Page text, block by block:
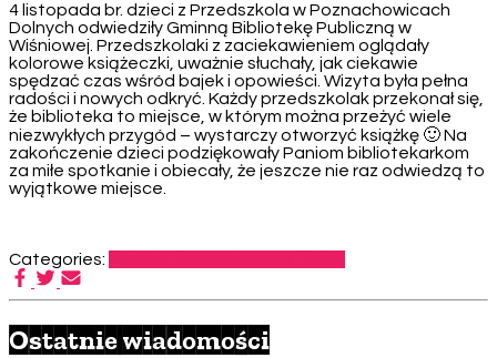
4 listopada br. dzieci z Przedszkola w Poznachowicach
Dolnych odwiedziły Gminną Bibliotekę Publiczną w
Wiśniowej. Przedszkolaki z zaciekawieniem oglądały
kolorowe książeczki, uważnie słuchały, jak ciekawie
spędzać czas wśród bajek i opowieści. Wizyta była pełna
radości i nowych odkryć. Każdy przedszkolak przekonał się,
że biblioteka to miejsce, w którym można przeżyć wiele
niezwykłych przygód – wystarczy otworzyć książkę 🙂 Na
zakończenie dzieci podziękowały Paniom bibliotekarkom
za miłe spotkanie i obiecały, że jeszcze nie raz odwiedzą to
wyjątkowe miejsce.
Categories:
Ostatnie wiadomości